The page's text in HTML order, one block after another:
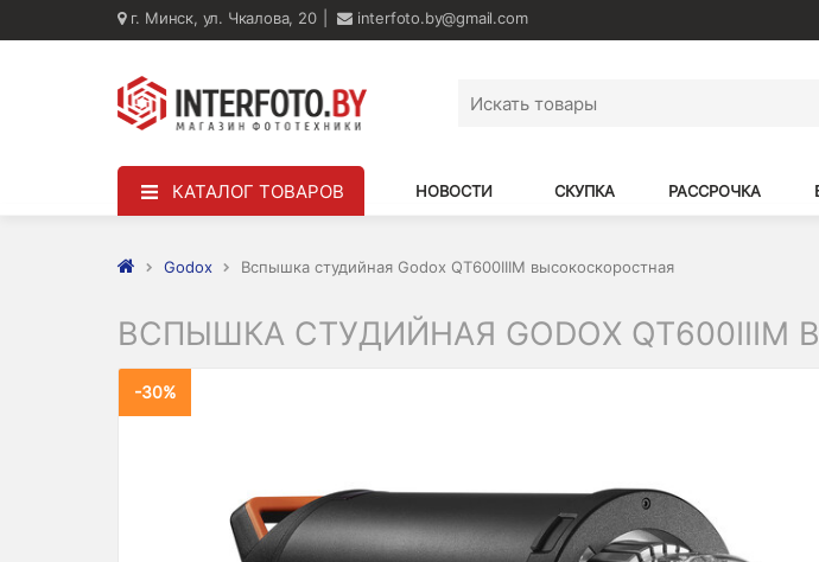
г. Минск, ул. Чкалова, 20 interfoto.by@gmail.com
КАТАЛОГ ТОВАРОВ НОВОСТИ СКУПКА РАССРОЧКА
Godox Вспышка студийная Godox QT600IIIM высокоскоростная
ВСПЫШКА СТУДИЙНАЯ GODOX
-30%